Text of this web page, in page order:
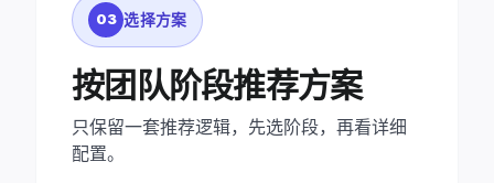
assignment
目
share
域
03 选择方案
按团队阶段推荐方案
只保留一套推荐逻辑，先选阶段，再看详细
配置。